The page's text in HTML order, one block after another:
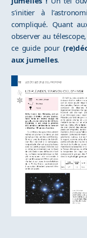
s’initier à
compliqué. Quant
observer au
ce guide pour
aux jumelles.